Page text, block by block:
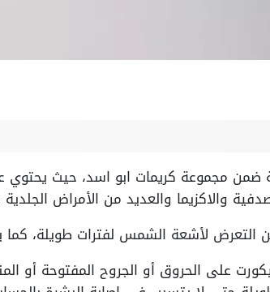
ضمن مجموعة كريمات ابو اسد، حيث
والاكزيما والعديد من الأمراض
التعرض لأشعة الشمس لفترات طويلة، كما
على الحروق أو الجروح المفتوحة أو